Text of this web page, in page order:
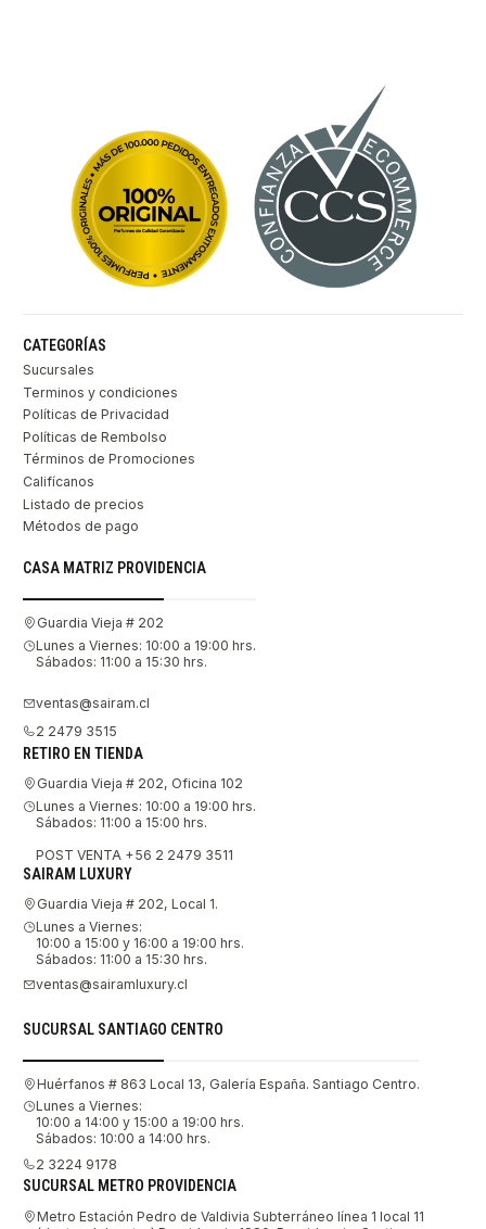
CATEGORÍAS
Sucursales
Terminos y condiciones
Políticas de Privacidad
Políticas de Rembolso
Términos de Promociones
Califícanos
Listado de precios
Métodos de pago
CASA MATRIZ PROVIDENCIA
Guardia Vieja # 202
Lunes a Viernes: 10:00 a 19:00 hrs.
Sábados: 11:00 a 15:30 hrs.
ventas@sairam.cl
2 2479 3515
RETIRO EN TIENDA
Guardia Vieja # 202, Oficina 102
Lunes a Viernes: 10:00 a 19:00 hrs.
Sábados: 11:00 a 15:00 hrs.
POST VENTA +56 2 2479 3511
SAIRAM LUXURY
Guardia Vieja # 202, Local 1.
Lunes a Viernes:
10:00 a 15:00 y 16:00 a 19:00 hrs.
Sábados: 11:00 a 15:30 hrs.
ventas@sairamluxury.cl
SUCURSAL SANTIAGO CENTRO
Huérfanos # 863 Local 13, Galería España. Santiago Centro.
Lunes a Viernes:
10:00 a 14:00 y 15:00 a 19:00 hrs.
Sábados: 10:00 a 14:00 hrs.
2 3224 9178
SUCURSAL METRO PROVIDENCIA
Metro Estación Pedro de Valdivia Subterráneo línea 1 local 11